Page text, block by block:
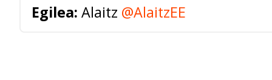
Egilea: Alaitz @AlaitzEE